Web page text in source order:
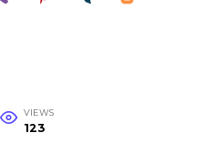
VIEWS
123